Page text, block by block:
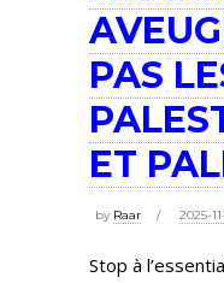
PAS
ET
by Raar 2025-
Stop à